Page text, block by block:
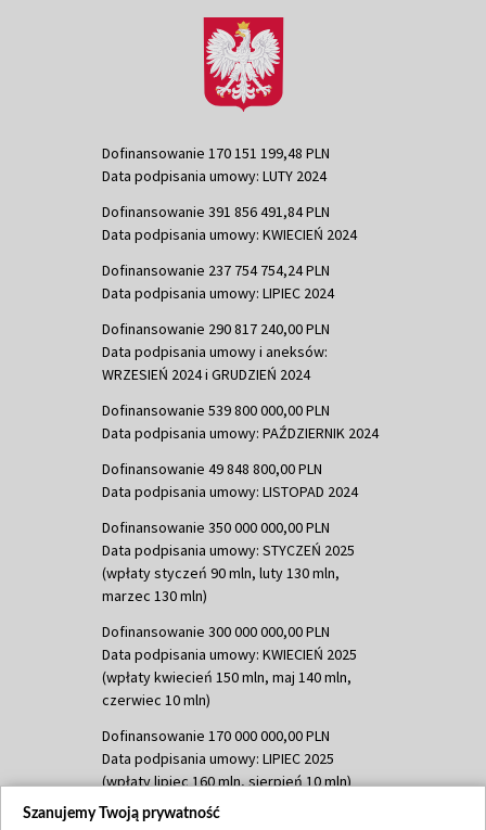
Dofinansowanie 170 151 199,48 PLN
Data podpisania umowy: LUTY 2024
Dofinansowanie 391 856 491,84 PLN
Data podpisania umowy: KWIECIEŃ 2024
Dofinansowanie 237 754 754,24 PLN
Data podpisania umowy: LIPIEC 2024
Dofinansowanie 290 817 240,00 PLN
Data podpisania umowy i aneksów:
WRZESIEŃ 2024 i GRUDZIEŃ 2024
Dofinansowanie 539 800 000,00 PLN
Data podpisania umowy: PAŹDZIERNIK 2024
Dofinansowanie 49 848 800,00 PLN
Data podpisania umowy: LISTOPAD 2024
Dofinansowanie 350 000 000,00 PLN
Data podpisania umowy: STYCZEŃ 2025
(wpłaty styczeń 90 mln, luty 130 mln,
marzec 130 mln)
Dofinansowanie 300 000 000,00 PLN
Data podpisania umowy: KWIECIEŃ 2025
(wpłaty kwiecień 150 mln, maj 140 mln,
czerwiec 10 mln)
Dofinansowanie 170 000 000,00 PLN
Data podpisania umowy: LIPIEC 2025
(wpłaty lipiec 160 mln, sierpień 10 mln)
Dofinansowanie 60 000 000,00 PLN
Szanujemy Twoją prywatność